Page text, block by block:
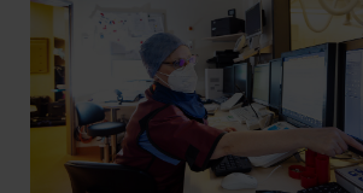
Abbrechen